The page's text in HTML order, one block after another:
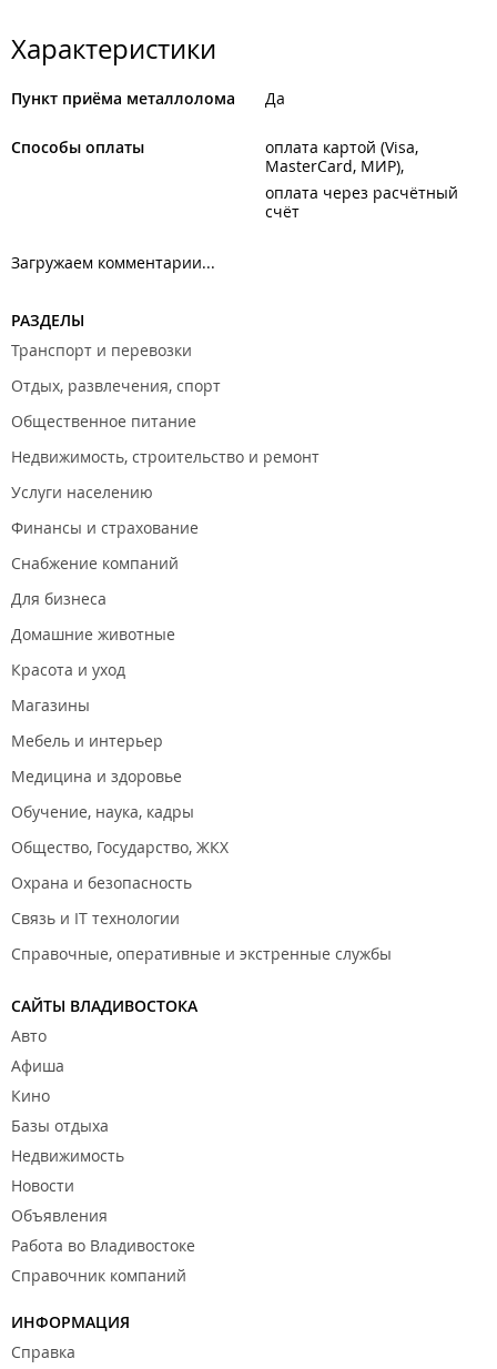
Характеристики
Пункт приёма металлолома Да
Способы оплаты
оплата картой (Visa,
MasterCard, МИР)
оплата через расчётный
счёт
Загружаем комментарии...
РАЗДЕЛЫ
Транспорт и перевозки
Отдых, развлечения, спорт
Общественное питание
Недвижимость, строительство и ремонт
Услуги населению
Финансы и страхование
Снабжение компаний
Для бизнеса
Домашние животные
Красота и уход
Магазины
Мебель и интерьер
Медицина и здоровье
Обучение, наука, кадры
Общество, Государство, ЖКХ
Охрана и безопасность
Связь и IT технологии
Справочные, оперативные и экстренные службы
САЙТЫ ВЛАДИВОСТОКА
Авто
Афиша
Кино
Базы отдыха
Недвижимость
Новости
Объявления
Работа во Владивостоке
Справочник компаний
ИНФОРМАЦИЯ
Справка